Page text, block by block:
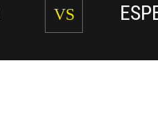
VS